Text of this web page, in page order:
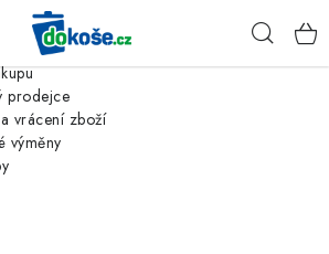
firma
prodejce
vrácení zboží
výměny